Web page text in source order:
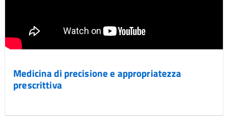
Medicina di precisione e appropriatezza
prescrittiva